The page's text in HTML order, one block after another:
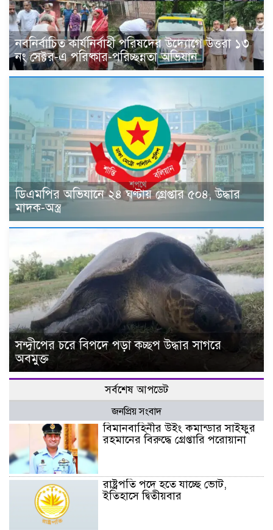
নবনির্বাচিত কার্যনির্বাহী পরিষদের উদ্যোগে উত্তরা ১৩
নং সেক্টর-এ পরিষ্কার-পরিচ্ছন্নতা অভিযান
ডিএমপির অভিযানে ২৪ ঘণ্টায় গ্রেপ্তার ৫০৪, উদ্ধার
মাদক-অস্ত্র
সন্দ্বীপের চরে বিপদে পড়া কচ্ছপ উদ্ধার সাগরে
অবমুক্ত
সর্বশেষ আপডেট
জনপ্রিয় সংবাদ
বিমানবাহিনীর উইং কমান্ডার সাইফুর
রহমানের বিরুদ্ধে গ্রেপ্তারি পরোয়ানা
রাষ্ট্রপতি পদে হতে যাচ্ছে ভোট,
ইতিহাসে দ্বিতীয়বার